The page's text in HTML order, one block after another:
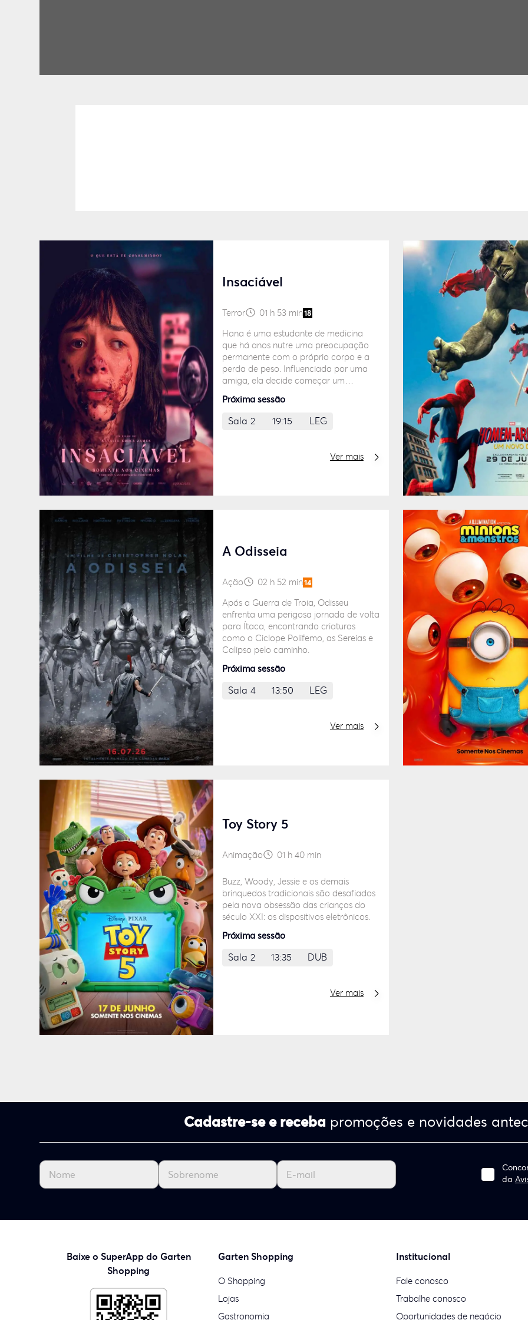
Insaciável
Terror 01 h 53 min18
Hana é uma estudante de medicina
que há anos nutre uma preocupação
permanente com o próprio corpo e a
perda de peso. Influenciada por uma
amiga, ela decide começar um
produzidas com cinzas humanas.
Próxima sessão
Sala 2
19:15 LEG
Ver mais
A Odisseia
Ação 02 h 52 min14
Após a Guerra de Troia, Odisseu
enfrenta uma perigosa jornada de volta
para Ítaca, encontrando criaturas
como o Ciclope Polifemo, as Sereias e
Calipso pelo caminho.
Próxima sessão
Sala 4
13:50 LEG
Ver mais
Toy Story 5
Animação 01 h 40 min
Buzz, Woody, Jessie e os demais
brinquedos tradicionais são desafiados
pela nova obsessão das crianças do
século XXI: os dispositivos eletrônicos.
Próxima sessão
Sala 2
13:35 DUB
Ver mais
Cadastre-se e receba promoções e novidades
da
Baixe o SuperApp do Garten
Shopping
Garten Shopping
O Shopping
Lojas
Gastronomia
Institucional
Fale conosco
Trabalhe conosco
Oportunidades de negócio